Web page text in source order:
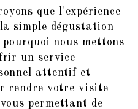
que l'expérience
simple dégustation
nous mettons
un service
attentif et
rendre votre visite
permettant de